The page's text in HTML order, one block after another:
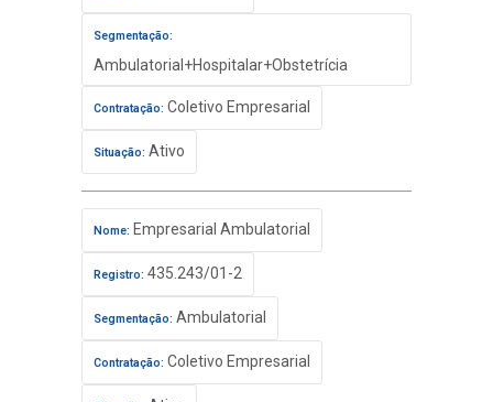
Segmentação:
Ambulatorial+Hospitalar+Obstetrícia
Contratação: Coletivo Empresarial
Situação: Ativo
Nome: Empresarial Ambulatorial
Registro: 435.243/01-2
Segmentação: Ambulatorial
Contratação: Coletivo Empresarial